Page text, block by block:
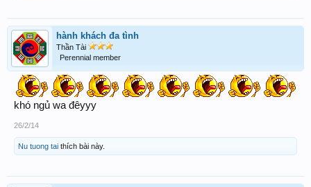
hành khách đa tình
Thần Tài
Perennial member
khó ngủ wa đêyyy
26/2/14
Nu tuong tai thích bài này.